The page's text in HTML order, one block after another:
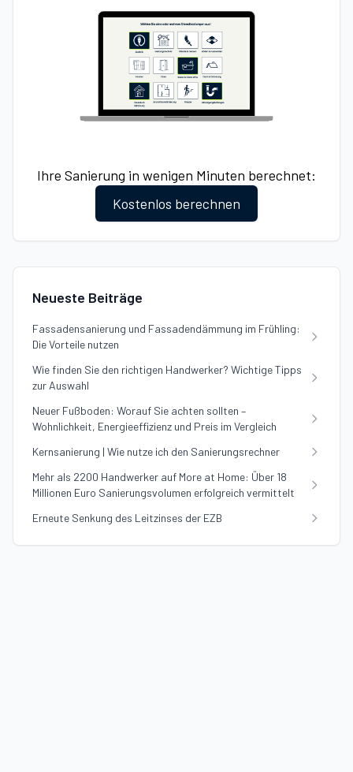
Ihre Sanierung in wenigen Minuten berechnet:
Kostenlos berechnen
Neueste Beiträge
Fassadensanierung und Fassadendämmung im Frühling:
Die Vorteile nutzen
Wie finden Sie den richtigen Handwerker? Wichtige Tipps
zur Auswahl
Neuer Fußboden: Worauf Sie achten sollten –
Wohnlichkeit, Energieeffizienz und Preis im Vergleich
Kernsanierung | Wie nutze ich den Sanierungsrechner
Mehr als 2200 Handwerker auf More at Home: Über 18
Millionen Euro Sanierungsvolumen erfolgreich vermittelt
Erneute Senkung des Leitzinses der EZB